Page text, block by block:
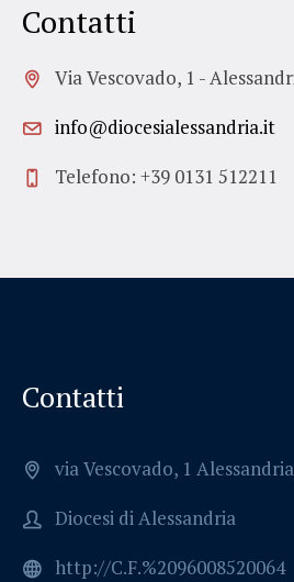
Contatti
Via Vescovado, 1 -
info@diocesialessandria.it
Telefono: +39 0131 512211
Contatti
via Vescovado, 1 Alessandria
Diocesi di Alessandria
http://C.F.%2096008520064